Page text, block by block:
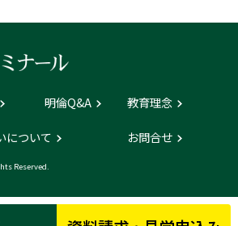
明倫Q&A 教育理念
について お問合せ
Reserved.